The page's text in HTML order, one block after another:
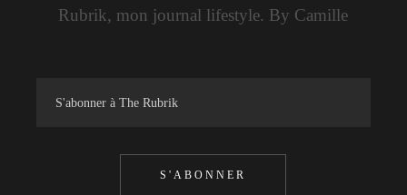
Rubrik, mon journal lifestyle. By Camille
S'ABONNER